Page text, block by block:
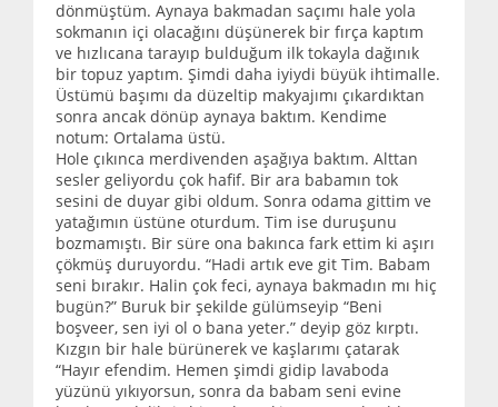
dönmüştüm. Aynaya bakmadan saçımı hale yola
sokmanın içi olacağını düşünerek bir fırça kaptım
ve hızlıcana tarayıp bulduğum ilk tokayla dağınık
bir topuz yaptım. Şimdi daha iyiydi büyük ihtimalle.
Üstümü başımı da düzeltip makyajımı çıkardıktan
sonra ancak dönüp aynaya baktım. Kendime
notum: Ortalama üstü.
Hole çıkınca merdivenden aşağıya baktım. Alttan
sesler geliyordu çok hafif. Bir ara babamın tok
sesini de duyar gibi oldum. Sonra odama gittim ve
yatağımın üstüne oturdum. Tim ise duruşunu
bozmamıştı. Bir süre ona bakınca fark ettim ki aşırı
çökmüş duruyordu. “Hadi artık eve git Tim. Babam
seni bırakır. Halin çok feci, aynaya bakmadın mı hiç
bugün?” Buruk bir şekilde gülümseyip “Beni
boşveer, sen iyi ol o bana yeter.” deyip göz kırptı.
Kızgın bir hale bürünerek ve kaşlarımı çatarak
“Hayır efendim. Hemen şimdi gidip lavaboda
yüzünü yıkıyorsun, sonra da babam seni evine